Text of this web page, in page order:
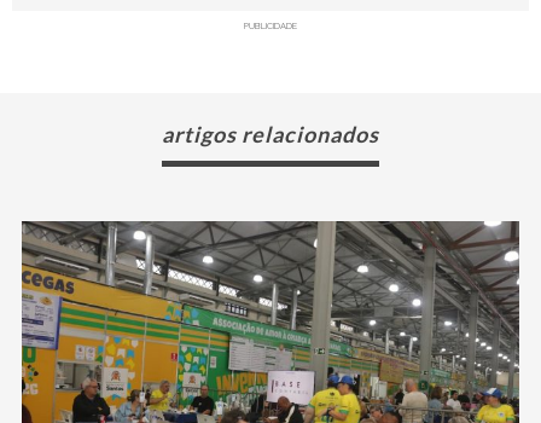
PUBLICIDADE
artigos relacionados